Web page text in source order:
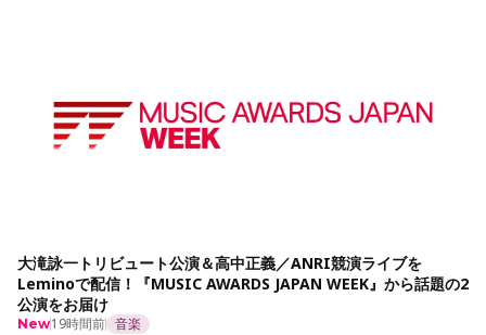
大滝詠一トリビュート公演＆高中正義／ANRI競演ライブを
Leminoで配信！『MUSIC AWARDS JAPAN WEEK』から話題の2
公演をお届け
New19時間前 音楽